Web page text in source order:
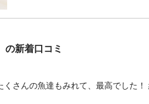
の新着口コミ
さんの魚達もみれて、最高でした！